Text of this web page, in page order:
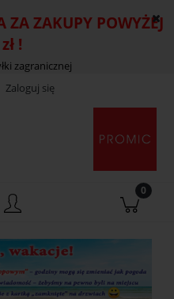
ZAKUPY POWYŻEJ
!
zagranicznej
Zaloguj się